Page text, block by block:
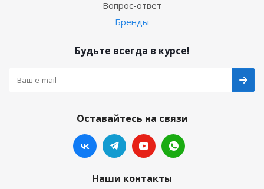
Вопрос-ответ
Бренды
Будьте всегда в курсе!
Оставайтесь на связи
Наши контакты